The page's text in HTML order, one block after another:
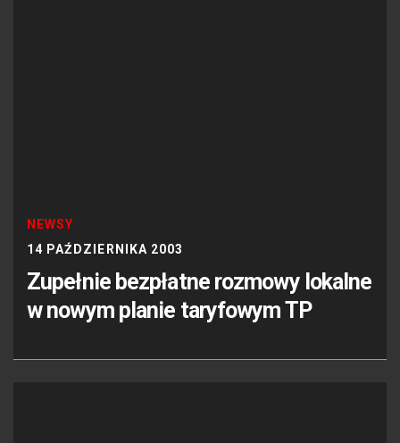
NEWSY
14 PAŹDZIERNIKA 2003
Zupełnie bezpłatne rozmowy lokalne
w nowym planie taryfowym TP